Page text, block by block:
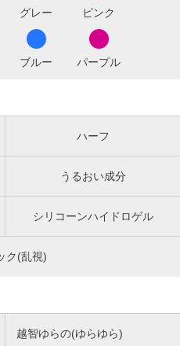
グレー ピンク
ブルー パープル
ハーフ
うるおい成分
シリコーンハイドロゲル
ク(乱視)
越智ゆらの(ゆらゆら)